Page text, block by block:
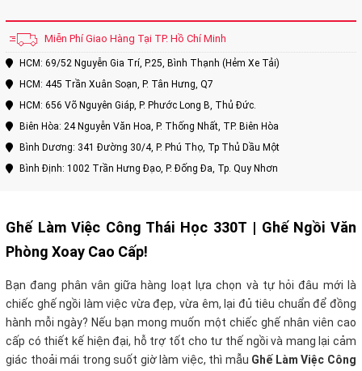
Miễn Phí Giao Hàng Tại TP. Hồ Chí Minh
HCM: 69/52 Nguyễn Gia Trí, P.25, Bình Thạnh (Hẻm Xe Tải)
HCM: 445 Trần Xuân Soạn, P. Tân Hưng, Q7
HCM: 656 Võ Nguyên Giáp, P. Phước Long B, Thủ Đức.
Biên Hòa: 24 Nguyễn Văn Hoa, P. Thống Nhất, TP. Biên Hòa
Bình Dương: 341 Đường 30/4, P. Phú Thọ, Tp Thủ Dầu Một
Bình Định: 1002 Trần Hưng Đạo, P. Đống Đa, Tp. Quy Nhơn
Ghế Làm Việc Công Thái Học 330T | Ghế Ngồi Văn
Phòng Xoay Cao Cấp!
Bạn đang phân vân giữa hàng loạt lựa chọn và tự hỏi đâu mới là
chiếc ghế ngồi làm việc vừa đẹp, vừa êm, lại đủ tiêu chuẩn để đồng
hành mỗi ngày? Nếu bạn mong muốn một chiếc ghế nhân viên cao
cấp có thiết kế hiện đại, hỗ trợ tốt cho tư thế ngồi và mang lại cảm
giác thoải mái trong suốt giờ làm việc, thì mẫu Ghế Làm Việc Công